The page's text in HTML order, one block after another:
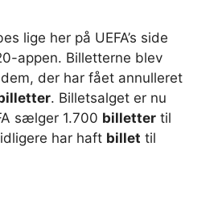
lige her på UEFA’s side
appen. Billetterne blev
der har fået annulleret
. Billetsalget er nu
sælger 1.700 billetter til
har haft billet til